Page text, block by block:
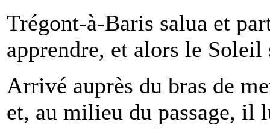
Trégont-à-Baris salua et
apprendre, et alors le Soleil
Arrivé auprès du bras de
et, au milieu du passage, il